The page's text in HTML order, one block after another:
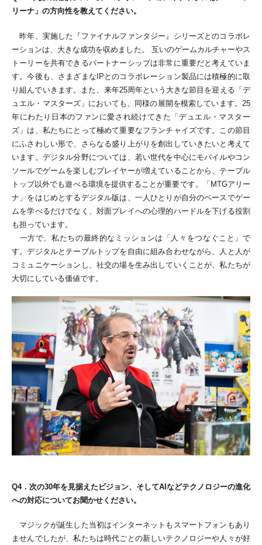
リーナ」の方向性を教えてください。
昨年、実施した『ファイナルファンタジー』シリーズとのコラボレ
ーションは、大きな成功を収めました。 互いのゲームカルチャーやス
トーリーを共有できるパートナーシップは非常に重要だと考えていま
す。今後も、さまざまなIPとのコラボレーション製品には積極的に取
り組んでいきます。また、来年25周年という大きな節目を迎える「デ
ュエル・マスターズ」においても、同様の展開を模索しています。25
年にわたり日本のファンに愛され続けてきた「デュエル・マスター
ズ」は、私たちにとって極めて重要なフランチャイズです。この節目
にふさわしい形で、さらなる盛り上がりを創出していきたいと考えて
います。デジタル分野については、若い世代を中心にモバイルやコン
ソールでゲームを楽しむプレイヤーが増えていることから、テーブル
トップ以外でも遊べる環境を提供することが重要です。「MTGアリー
ナ」をはじめとするデジタル版は、一人ひとりが自分のペースでゲー
ムを学べるだけでなく、対面プレイへの心理的ハードルを下げる役割
も担っています。
一方で、私たちの最終的なミッションは「人々をつなぐこと」で
す。デジタルとテーブルトップを自由に組み合わせながら、人と人が
コミュニケーションし、社交の場を生み出していくことが、私たちが
大切にしている価値です。
Q4．次の30年を見据えたビジョン、そしてAIなどテクノロジーの進化
への対応についてお聞かせください。
マジックが誕生した当初はインターネットもスマートフォンもあり
ませんでしたが、私たちは時代ごとの新しいテクノロジーや人々が好